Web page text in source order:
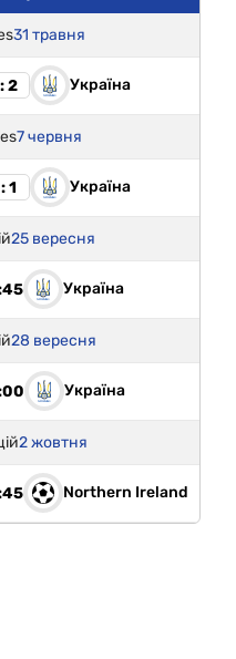
31 травня
2 Україна
7 червня
1 Україна
25 вересня
Україна
28 вересня
Україна
2 жовтня
Northern Ireland